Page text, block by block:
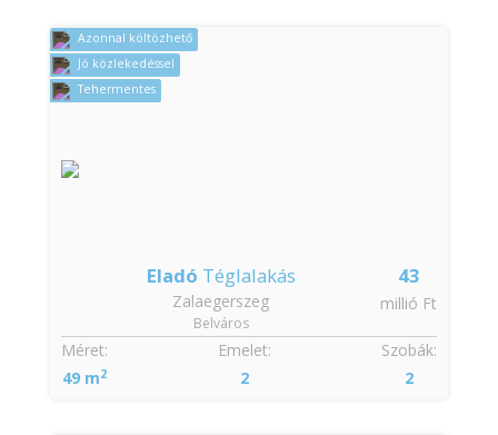
Azonnal költözhető
Jó közlekedéssel
Tehermentes
43
millió Ft
Eladó Téglalakás
Zalaegerszeg
Belváros
Szobák:
2
Méret:
49 m2
Emelet:
2